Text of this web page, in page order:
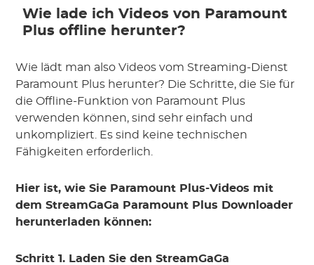
Wie lade ich Videos von Paramount
Plus offline herunter?
Wie lädt man also Videos vom Streaming-Dienst
Paramount Plus herunter? Die Schritte, die Sie für
die Offline-Funktion von Paramount Plus
verwenden können, sind sehr einfach und
unkompliziert. Es sind keine technischen
Fähigkeiten erforderlich.
Hier ist, wie Sie Paramount Plus-Videos mit
dem StreamGaGa Paramount Plus Downloader
herunterladen können:
Schritt 1. Laden Sie den StreamGaGa